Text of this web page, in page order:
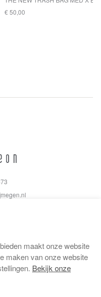
€ 50,00
maakt onze website
maken van onze website
Bekijk onze